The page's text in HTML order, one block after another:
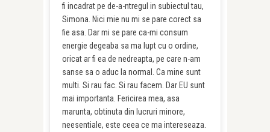
fi incadrat pe de-a-ntregul in subiectul tau,
Simona. Nici mie nu mi se pare corect sa
fie asa. Dar mi se pare ca-mi consum
energie degeaba sa ma lupt cu o ordine,
oricat ar fi ea de nedreapta, pe care n-am
sanse sa o aduc la normal. Ca mine sunt
multi. Si rau fac. Si rau facem. Dar EU sunt
mai importanta. Fericirea mea, asa
marunta, obtinuta din lucruri minore,
neesentiale, este ceea ce ma intereseaza.